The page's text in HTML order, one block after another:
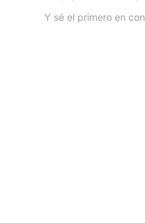
Y sé el primero en